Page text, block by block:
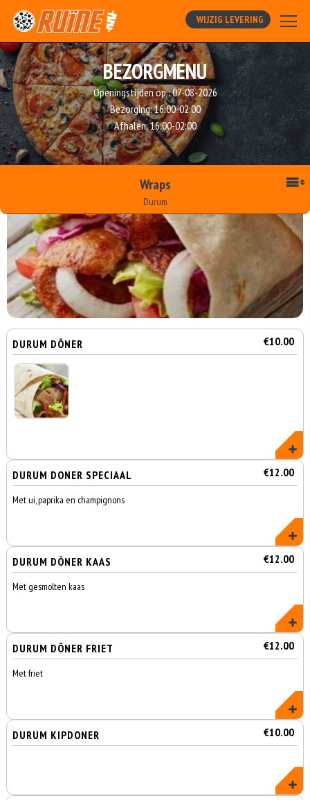
WIJZIG LEVERING
BEZORGMENU
Openingstijden op :07-08-2026
Bezorging:16:00-02:00
Afhalen:16:00-02:00
Wraps
Durum
DURUM DÖNER €10.00
DURUM DONER SPECIAAL €12.00
Met ui, paprika en champignons
DURUM DÖNER KAAS €12.00
Met gesmolten kaas
DURUM DÖNER FRIET €12.00
Met friet
DURUM KIPDONER €10.00